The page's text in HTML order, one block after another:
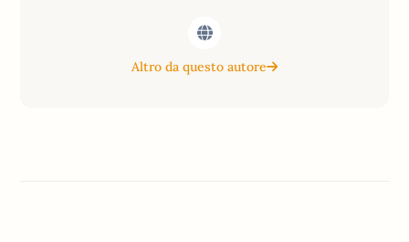
Altro da questo autore